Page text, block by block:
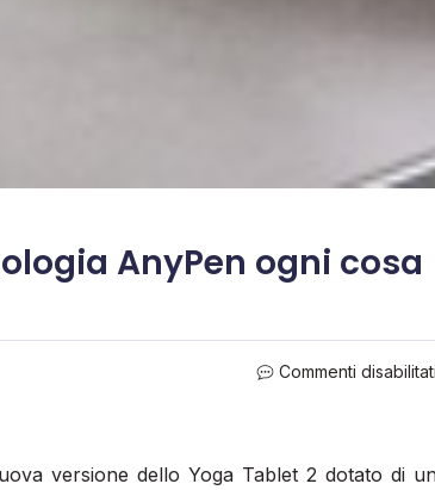
AnyPen ogni cosa
Commenti disabilitati
versione dello Yoga Tablet 2 dotato di